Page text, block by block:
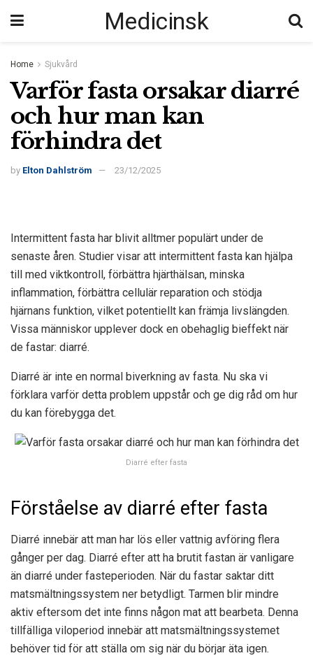
Medicinsk
Home Sjukvård
Varför fasta orsakar diarré
och hur man kan
förhindra det
by Elton Dahlström 23/12/2025
Intermittent fasta har blivit alltmer populärt under de
senaste åren. Studier visar att intermittent fasta kan hjälpa
till med viktkontroll, förbättra hjärthälsan, minska
inflammation, förbättra cellulär reparation och stödja
hjärnans funktion, vilket potentiellt kan främja livslängden.
Vissa människor upplever dock en obehaglig bieffekt när
de fastar: diarré.
Diarré är inte en normal biverkning av fasta. Nu ska vi
förklara varför detta problem uppstår och ge dig råd om hur
du kan förebygga det.
Diarré efter fasta
Förståelse av diarré efter fasta
Diarré innebär att man har lös eller vattnig avföring flera
gånger per dag. Diarré efter att ha brutit fastan är vanligare
än diarré under fasteperioden. När du fastar saktar ditt
matsmältningssystem ner betydligt. Tarmen blir mindre
aktiv eftersom det inte finns någon mat att bearbeta. Denna
tillfälliga viloperiod innebär att matsmältningssystemet
behöver tid för att ställa om sig när du börjar äta igen.